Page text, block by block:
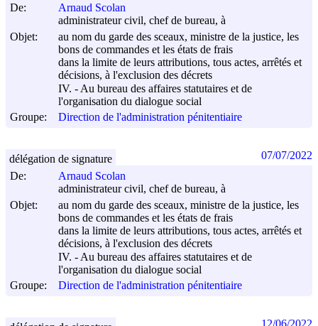
De:
Arnaud Scolan
administrateur civil, chef de bureau, à
Objet:
au nom du garde des sceaux, ministre de la justice, les
bons de commandes et les états de frais
dans la limite de leurs attributions, tous actes, arrêtés et
décisions, à l'exclusion des décrets
IV. - Au bureau des affaires statutaires et de
l'organisation du dialogue social
Groupe:
Direction de l'administration pénitentiaire
De:
Arnaud Scolan
administrateur civil, chef de bureau, à
Objet:
au nom du garde des sceaux, ministre de la justice, les
bons de commandes et les états de frais
dans la limite de leurs attributions, tous actes, arrêtés et
décisions, à l'exclusion des décrets
IV. - Au bureau des affaires statutaires et de
l'organisation du dialogue social
Groupe:
Direction de l'administration pénitentiaire
délégation de signature 07/07/2022
12/06/2022